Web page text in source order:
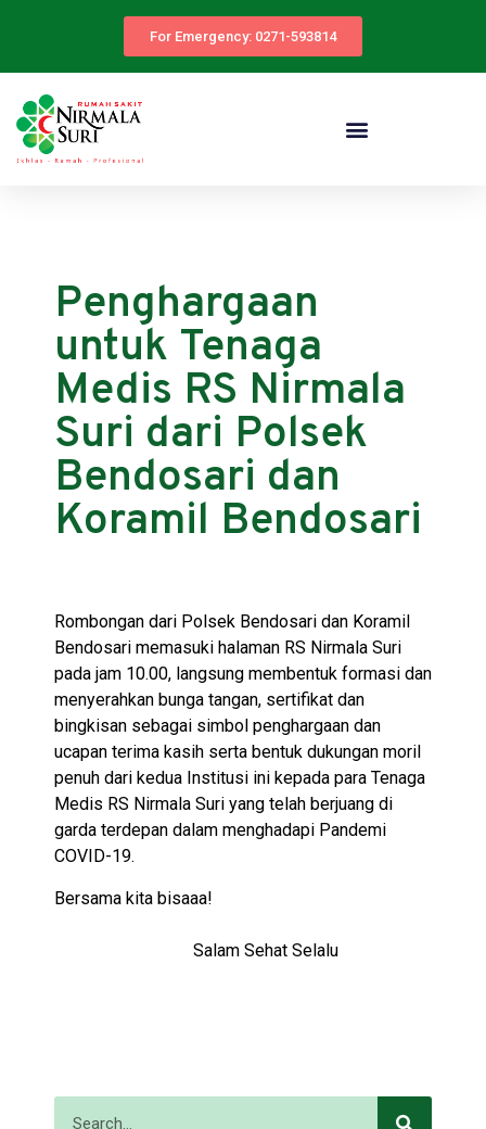
For Emergency: 0271-593814
Penghargaan
untuk Tenaga
Medis RS Nirmala
Suri dari Polsek
Bendosari dan
Koramil Bendosari
Rombongan dari Polsek Bendosari dan Koramil
Bendosari memasuki halaman RS Nirmala Suri
pada jam 10.00, langsung membentuk formasi dan
menyerahkan bunga tangan, sertifikat dan
bingkisan sebagai simbol penghargaan dan
ucapan terima kasih serta bentuk dukungan moril
penuh dari kedua Institusi ini kepada para Tenaga
Medis RS Nirmala Suri yang telah berjuang di
garda terdepan dalam menghadapi Pandemi
COVID-19.
Bersama kita bisaaa!
Salam Sehat Selalu